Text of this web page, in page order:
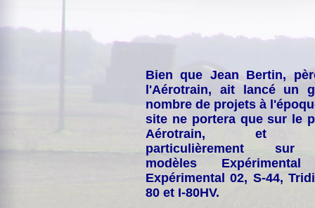
Bien que Jean Bertin,
l'Aérotrain, ait lancé un
nombre de projets à
site ne portera que sur le
Aérotrain, et
particulièrement
modèles
Expérimental 02, S-44,
80 et I-80HV.